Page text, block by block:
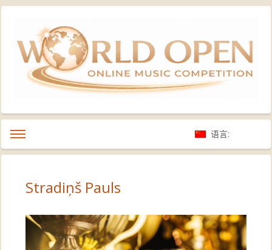
语言:
Stradiņš Pauls